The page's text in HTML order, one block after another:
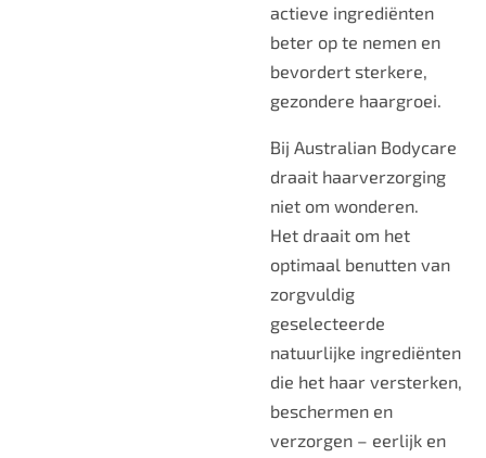
actieve ingrediënten
beter op te nemen en
bevordert sterkere,
gezondere haargroei.
Bij Australian Bodycare
draait haarverzorging
niet om wonderen.
Het draait om het
optimaal benutten van
zorgvuldig
geselecteerde
natuurlijke ingrediënten
die het haar versterken,
beschermen en
verzorgen – eerlijk en